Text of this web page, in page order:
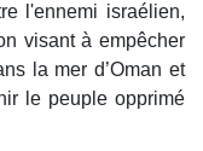
l'ennemi israélien,
visant à empêcher
la mer d’Oman et
le peuple opprimé